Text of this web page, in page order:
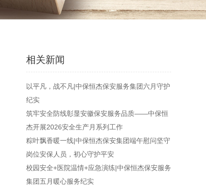
相关新闻
以平凡，战不凡|中保恒杰保安服务集团六月守护
纪实
筑牢安全防线彰显安徽保安服务品质——中保恒
杰开展2026安全生产月系列工作
粽叶飘香暖一线|中保恒杰保安集团端午慰问坚守
岗位安保人员，初心守护平安
校园安全+医院温情+应急演练|中保恒杰保安服务
集团五月暖心服务纪实